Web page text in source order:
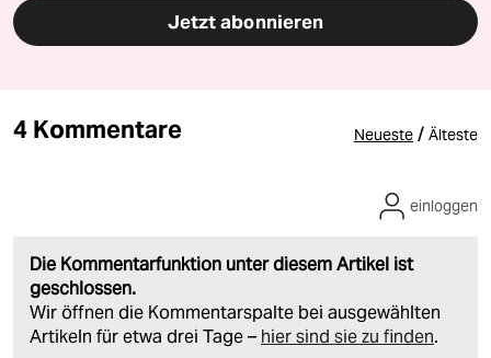
Jetzt abonnieren
4 Kommentare Neueste / Älteste
Die Kommentarfunktion unter diesem Artikel ist
geschlossen.
Wir öffnen die Kommentarspalte bei ausgewählten
Artikeln für etwa drei Tage – hier sind sie zu finden.
einloggen